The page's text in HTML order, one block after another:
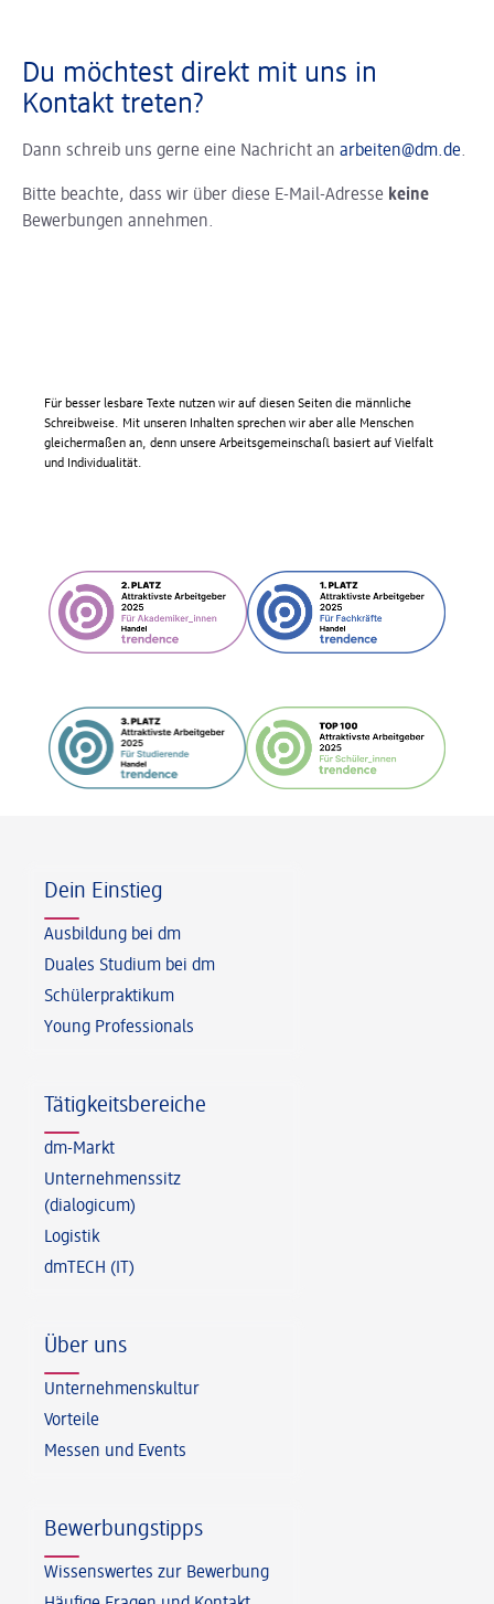
Du möchtest direkt mit uns in
Kontakt treten?
Dann schreib uns gerne eine Nachricht an arbeiten@dm.de.
Bitte beachte, dass wir über diese E-Mail-Adresse keine
Bewerbungen annehmen.
Für besser lesbare Texte nutzen wir auf diesen Seiten die männliche
Schreibweise. Mit unseren Inhalten sprechen wir aber alle Menschen
gleichermaßen an, denn unsere Arbeitsgemeinschaft basiert auf Vielfalt
und Individualität.
Dein Einstieg
Ausbildung bei dm
Duales Studium bei dm
Schülerpraktikum
Young Professionals
Tätigkeitsbereiche
dm-Markt
Unternehmenssitz
(dialogicum)
Logistik
dmTECH (IT)
Über uns
Unternehmenskultur
Vorteile
Messen und Events
Bewerbungstipps
Wissenswertes zur Bewerbung